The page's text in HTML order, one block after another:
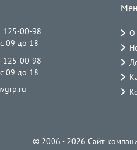
125-00-98
09 до 18
125-00-98
09 до 18
О
© 2006 - 2026 Cайт